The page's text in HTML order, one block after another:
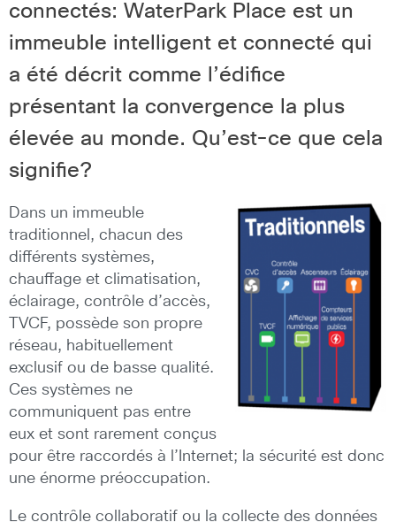
connectés: WaterPark Place est un
immeuble intelligent et connecté qui
a été décrit comme l’édifice
présentant la convergence la plus
élevée au monde. Qu’est-ce que cela
signifie?
Dans un immeuble
traditionnel, chacun des
différents systèmes,
chauffage et climatisation,
éclairage, contrôle d’accès,
TVCF, possède son propre
réseau, habituellement
exclusif ou de basse qualité.
Ces systèmes ne
communiquent pas entre
eux et sont rarement conçus
pour être raccordés à l’Internet; la sécurité est donc
une énorme préoccupation.
Le contrôle collaboratif ou la collecte des données